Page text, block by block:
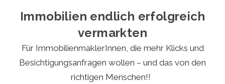
Immobilien endlich erfolgreich
vermarkten
Für ImmobilienmaklerInnen, die mehr Klicks und
Besichtigungsanfragen wollen – und das von den
richtigen Menschen!!